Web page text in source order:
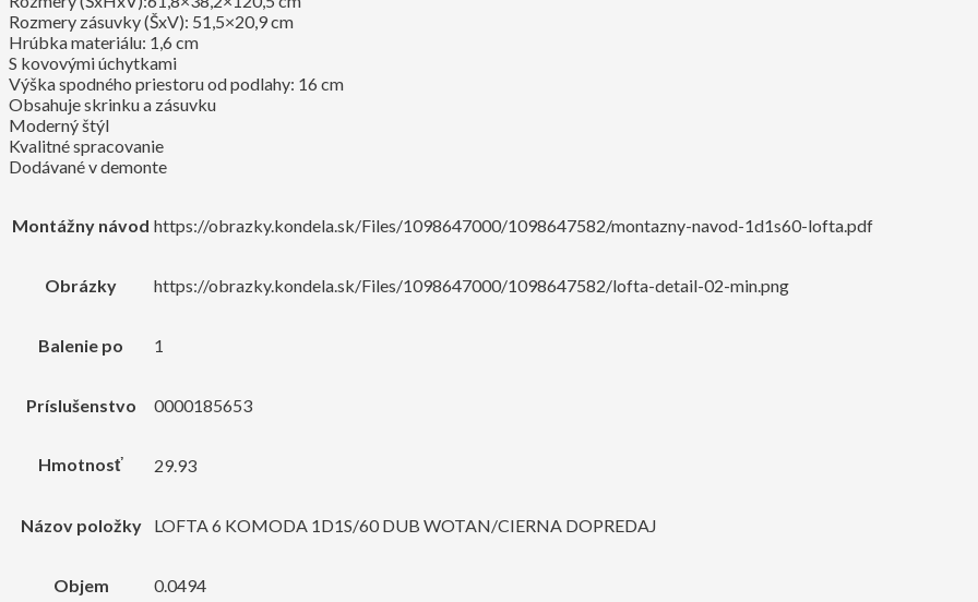
Rozmery zásuvky (ŠxV): 51,5×20,9 cm
Hrúbka materiálu: 1,6 cm
S kovovými úchytkami
Výška spodného priestoru od podlahy: 16 cm
Obsahuje skrinku a zásuvku
Moderný štýl
Kvalitné spracovanie
Dodávané v demonte
Montážny návod https://obrazky.kondela.sk/Files/1098647000/1098647582/montazny-navod-1d1s60-lofta.pdf
Obrázky https://obrazky.kondela.sk/Files/1098647000/1098647582/lofta-detail-02-min.png
Balenie po 1
Príslušenstvo 0000185653
Hmotnosť 29.93
Názov položky LOFTA 6 KOMODA 1D1S/60 DUB WOTAN/CIERNA DOPREDAJ
Objem 0.0494